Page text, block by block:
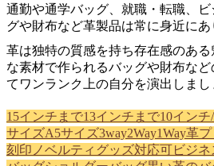
通勤や通学バッグ、就職・転職、
グや財布など革製品は常に身近にあ
革は独特の質感を持ち存在感のあ
な素材で作られるバッグや財布な
てワンランク上の自分を演出しまし
15インチまで13インチまで10インチ
サイズA5サイズ3way2Way1Way革プ
刻印 ノベルティグッズ対応可ビジ